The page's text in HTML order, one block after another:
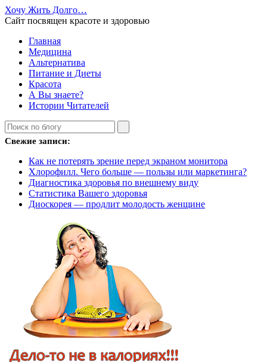
Хочу Жить Долго…
Сайт посвящен красоте и здоровью
Главная
Медицина
Альтернатива
Питание и Диеты
Красота
А Вы знаете?
Истории Читателей
Свежие записи:
Как не потерять зрение перед экраном монитора
Хлорофилл. Чего больше — пользы или маркетинга?
Диагностика здоровья по внешнему виду
Статистика Вашего здоровья
Диоскорея — продлит молодость женщине